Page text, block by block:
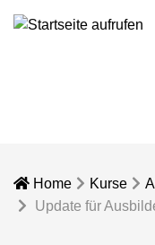
Home Kurse
Update für